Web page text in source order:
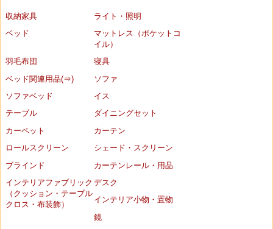
収納家具
ライト・照明
ベッド
マットレス（ポケットコ
イル）
羽毛布団
寝具
ベッド関連用品(⇒)
ソファ
ソファベッド
イス
テーブル
ダイニングセット
カーペット
カーテン
ロールスクリーン
シェード・スクリーン
ブラインド
カーテンレール・用品
インテリアファブリック
（クッション・テーブル
クロス・布装飾）
デスク
インテリア小物・置物
鏡